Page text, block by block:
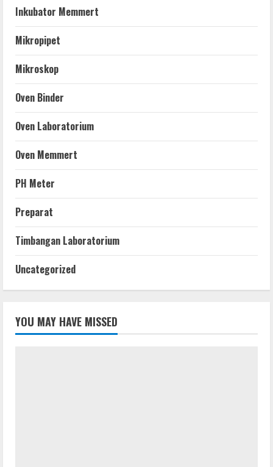
Inkubator Memmert
Mikropipet
Mikroskop
Oven Binder
Oven Laboratorium
Oven Memmert
PH Meter
Preparat
Timbangan Laboratorium
Uncategorized
YOU MAY HAVE MISSED